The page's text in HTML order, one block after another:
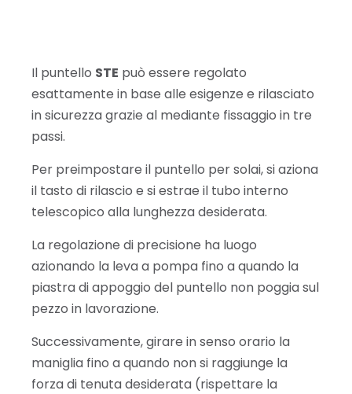
Il puntello STE può essere regolato
esattamente in base alle esigenze e rilasciato
in sicurezza grazie al mediante fissaggio in tre
passi.
Per preimpostare il puntello per solai, si aziona
il tasto di rilascio e si estrae il tubo interno
telescopico alla lunghezza desiderata.
La regolazione di precisione ha luogo
azionando la leva a pompa fino a quando la
piastra di appoggio del puntello non poggia sul
pezzo in lavorazione.
Successivamente, girare in senso orario la
maniglia fino a quando non si raggiunge la
forza di tenuta desiderata (rispettare la